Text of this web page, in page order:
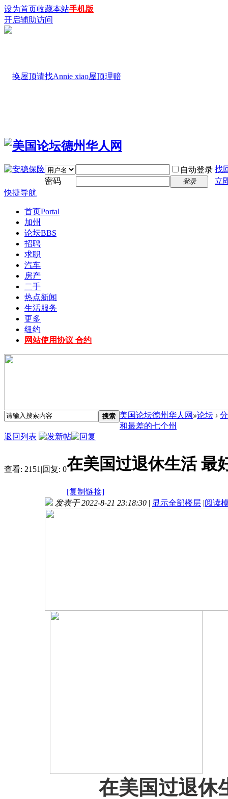
设为首页收藏本站手机版
开启辅助访问
自动登录 找
密码
登录
立
快捷导航
首页Portal
加州
论坛BBS
招聘
求职
汽车
房产
二手
热点新闻
生活服务
更多
纽约
网站使用协议 合约
搜索 美国论坛德州华人网 »论坛 ›
和最差的七个州
返回列表
查看: 2151 |回复: 0在美国过退休生活 最
[复制链接]
发表于 2022-8-21 23:18:30 | 显示全部楼层 |阅读
在美国过退休